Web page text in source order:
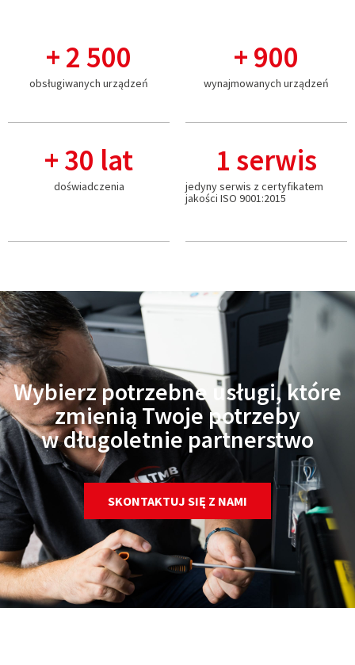
obsługiwanych urządzeń
+ 2 500
wynajmowanych urządzeń
+ 900
doświadczenia
+ 30 lat
jedyny serwis z certyfikatem
jakości ISO 9001:2015
1 serwis
Wybierz potrzebne usługi, które
zmienią Twoje potrzeby
w długoletnie partnerstwo
SKONTAKTUJ SIĘ Z NAMI